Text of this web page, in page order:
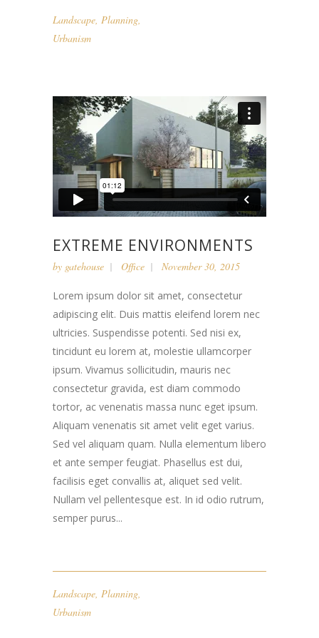
Landscape Planning
Urbanism
EXTREME ENVIRONMENTS
by gatehouse Office November 30, 2015
Lorem ipsum dolor sit amet, consectetur
adipiscing elit. Duis mattis eleifend lorem nec
ultricies. Suspendisse potenti. Sed nisi ex,
tincidunt eu lorem at, molestie ullamcorper
ipsum. Vivamus sollicitudin, mauris nec
consectetur gravida, est diam commodo
tortor, ac venenatis massa nunc eget ipsum.
Aliquam venenatis sit amet velit eget varius.
Sed vel aliquam quam. Nulla elementum libero
et ante semper feugiat. Phasellus est dui,
facilisis eget convallis at, aliquet sed velit.
Nullam vel pellentesque est. In id odio rutrum,
semper purus...
Landscape, Planning,
Urbanism